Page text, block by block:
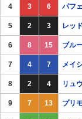
4 3 6 パフ
5 2 3 レッ
6 8 15 ブル
7 4 7 メイ
8 2 4 リュ
9 7 13 プリ